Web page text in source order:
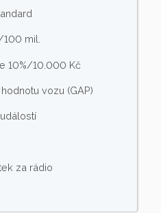
mil.
10%/10.000 Kč
vozu (GAP)
za rádio